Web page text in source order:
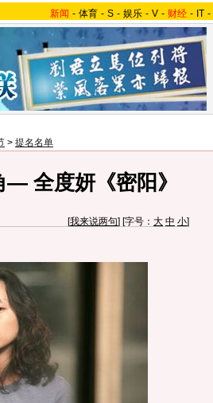
新闻 - 体育 - S - 娱乐 - V - 财经 - IT -
> 提名名单
全度妍《密阳》
[我来说两句] [字号： 大 中 小]